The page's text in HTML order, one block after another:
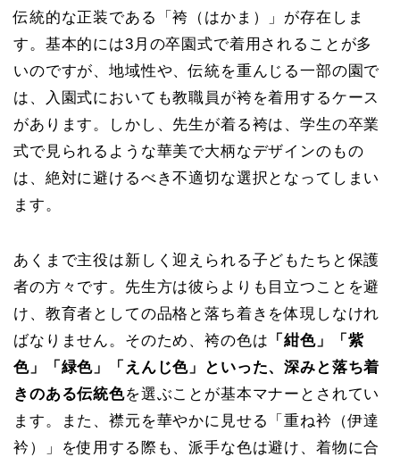
伝統的な正装である「袴（はかま）」が存在しま
す。基本的には3月の卒園式で着用されることが多
いのですが、地域性や、伝統を重んじる一部の園で
は、入園式においても教職員が袴を着用するケース
があります。しかし、先生が着る袴は、学生の卒業
式で見られるような華美で大柄なデザインのもの
は、絶対に避けるべき不適切な選択となってしまい
ます。
あくまで主役は新しく迎えられる子どもたちと保護
者の方々です。先生方は彼らよりも目立つことを避
け、教育者としての品格と落ち着きを体現しなけれ
ばなりません。そのため、袴の色は 「紺色」「紫
色」「緑色」「えんじ色」といった、深みと落ち着
きのある伝統色を選ぶことが基本マナーとされてい
ます。また、襟元を華やかに見せる「重ね衿（伊達
衿）」を使用する際も、派手な色は避け、着物に合